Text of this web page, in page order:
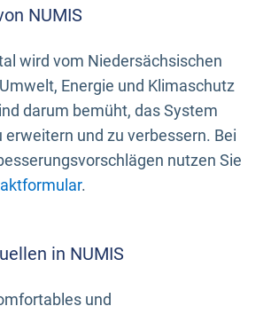
NUMIS
wird vom Niedersächsischen
Energie und Klimaschutz
darum bemüht, das System
erweitern und zu verbessern. Bei
nutzen Sie
.
in NUMIS
und